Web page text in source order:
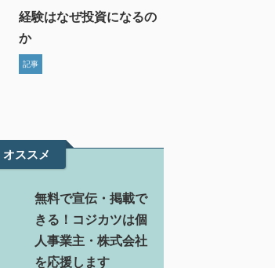
経験はなぜ投資になるの
か
記事
ススメ
無料で宣伝・掲載で
きる！コジカツは個
人事業主・株式会社
を応援します